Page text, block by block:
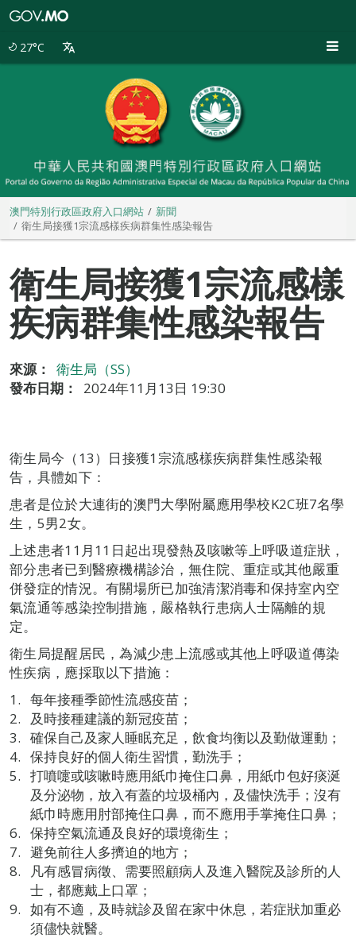
27°C
澳門特別行政區政府入口網站
新聞
衛生局接獲1宗流感樣疾病群集性感染報告
衛生局接獲1宗流感樣
疾病群集性感染報告
來源：
衛生局（SS）
發布日期：
2024年11月13日 19:30
衛生局今（13）日接獲1宗流感樣疾病群集性感染報
告，具體如下：
患者是位於大連街的澳門大學附屬應用學校K2C班7名學
生，5男2女。
上述患者11月11日起出現發熱及咳嗽等上呼吸道症狀，
部分患者已到醫療機構診治，無住院、重症或其他嚴重
併發症的情況。有關場所已加強清潔消毒和保持室內空
氣流通等感染控制措施，嚴格執行患病人士隔離的規
定。
衛生局提醒居民，為減少患上流感或其他上呼吸道傳染
性疾病，應採取以下措施：
每年接種季節性流感疫苗；
及時接種建議的新冠疫苗；
確保自己及家人睡眠充足，飲食均衡以及勤做運動；
保持良好的個人衛生習慣，勤洗手；
打噴嚏或咳嗽時應用紙巾掩住口鼻，用紙巾包好痰涎
及分泌物，放入有蓋的垃圾桶內，及儘快洗手；沒有
紙巾時應用肘部掩住口鼻，而不應用手掌掩住口鼻；
保持空氣流通及良好的環境衛生；
避免前往人多擠迫的地方；
凡有感冒病徵、需要照顧病人及進入醫院及診所的人
士，都應戴上口罩；
如有不適，及時就診及留在家中休息，若症狀加重必
須儘快就醫。